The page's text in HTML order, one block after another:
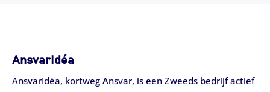
AnsvarIdéa
AnsvarIdéa, kortweg Ansvar, is een Zweeds bedrijf actief